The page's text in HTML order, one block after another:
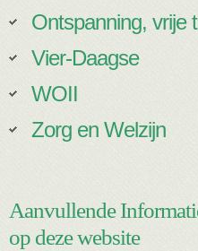
Ontspanning, vrije
Vier-Daagse
WOII
Zorg en Welzijn
Aanvullende
op deze website